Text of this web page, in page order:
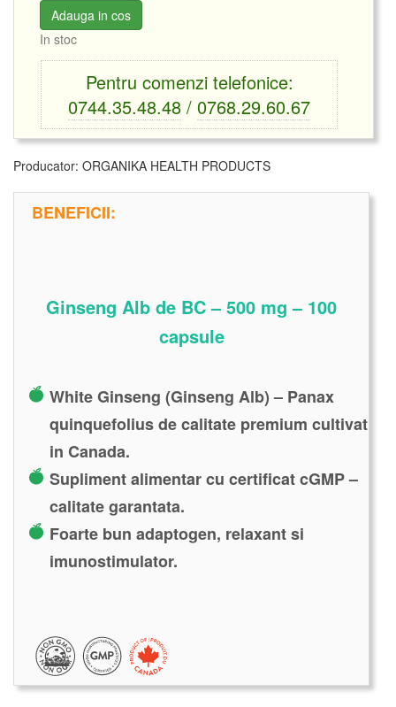
Adauga in cos
In stoc
Pentru comenzi telefonice:
0744.35.48.48 / 0768.29.60.67
Producator: ORGANIKA HEALTH PRODUCTS
BENEFICII:
Ginseng Alb de BC – 500 mg – 100
capsule
White Ginseng (Ginseng Alb) – Panax
quinquefolius de calitate premium cultivat
in Canada.
Supliment alimentar cu certificat cGMP –
calitate garantata.
Foarte bun adaptogen, relaxant si
imunostimulator.